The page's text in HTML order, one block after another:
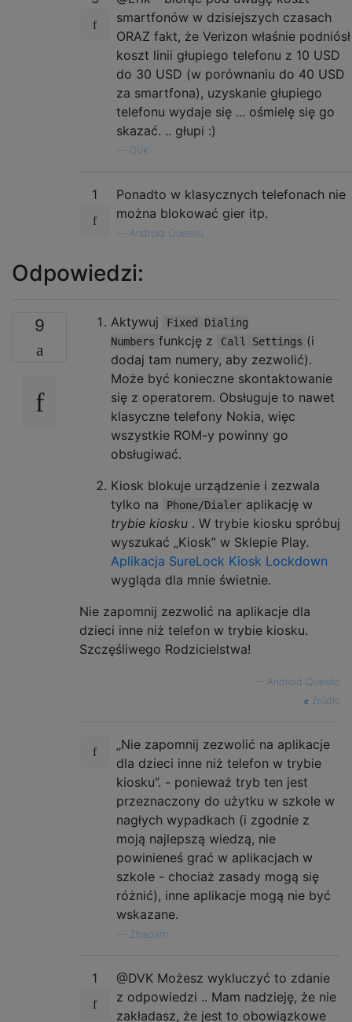
smartfonów w dzisiejszych czasach
ORAZ fakt, że Verizon właśnie podniósł
koszt linii głupiego telefonu z 10 USD
do 30 USD (w porównaniu do 40 USD
za smartfona), uzyskanie głupiego
telefonu wydaje się ... ośmielę się go
skazać. .. głupi :)
DVK
1
Ponadto w klasycznych telefonach nie
można blokować gier itp.
Android Quesito,
Odpowiedzi:
9 Aktywuj
Fixed Dialing
Numbers funkcję z Call Settings (i
dodaj tam numery, aby zezwolić).
Może być konieczne skontaktowanie
się z operatorem. Obsługuje to nawet
klasyczne telefony Nokia, więc
wszystkie ROM-y powinny go
obsługiwać.
Kiosk blokuje urządzenie i zezwala
tylko na
Phone/Dialer aplikację w
trybie kiosku . W trybie kiosku spróbuj
wyszukać „Kiosk” w Sklepie Play.
Aplikacja SureLock Kiosk Lockdown
wygląda dla mnie świetnie.
Nie zapomnij zezwolić na aplikacje dla
dzieci inne niż telefon w trybie kiosku.
Szczęśliwego Rodzicielstwa!
Android Quesito
źródło
„Nie zapomnij zezwolić na aplikacje
dla dzieci inne niż telefon w trybie
kiosku”. - ponieważ tryb ten jest
przeznaczony do użytku w szkole w
nagłych wypadkach (i zgodnie z
moją najlepszą wiedzą, nie
powinieneś grać w aplikacjach w
szkole - chociaż zasady mogą się
różnić), inne aplikacje mogą nie być
wskazane.
Zbadam
1
@DVK Możesz wykluczyć to zdanie
z odpowiedzi .. Mam nadzieję, że nie
zakładasz, że jest to obowiązkowe